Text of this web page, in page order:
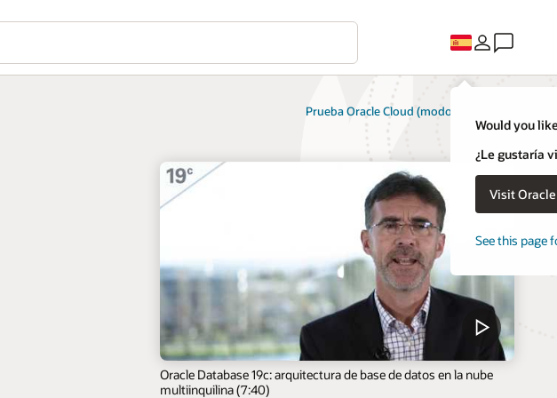
Would you
¿Le gustaría
Visit
See this page
Prueba Oracle Cloud (modo gratuito)
Oracle Database 19c: arquitectura de base de datos en la nube
multiinquilina (7:40)